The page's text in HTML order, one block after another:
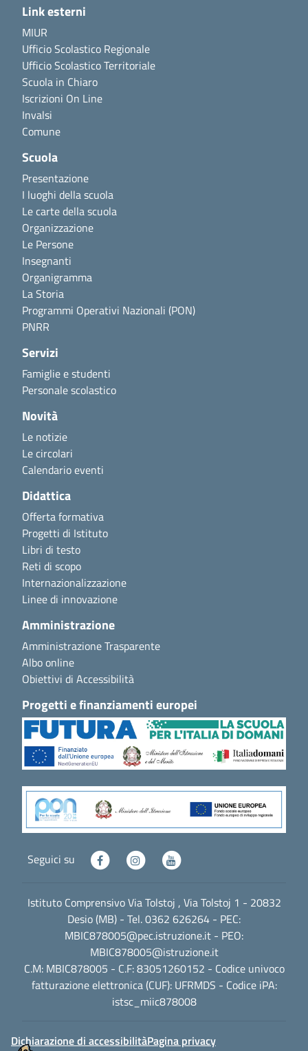
Link esterni
MIUR
Ufficio Scolastico Regionale
Ufficio Scolastico Territoriale
Scuola in Chiaro
Iscrizioni On Line
Invalsi
Comune
Scuola
Presentazione
I luoghi della scuola
Le carte della scuola
Organizzazione
Le Persone
Insegnanti
Organigramma
La Storia
Programmi Operativi Nazionali (PON)
PNRR
Servizi
Famiglie e studenti
Personale scolastico
Novità
Le notizie
Le circolari
Calendario eventi
Didattica
Offerta formativa
Progetti di Istituto
Libri di testo
Reti di scopo
Internazionalizzazione
Linee di innovazione
Amministrazione
Amministrazione Trasparente
Albo online
Obiettivi di Accessibilità
Progetti e finanziamenti europei
Seguici su
Istituto Comprensivo Via Tolstoj , Via Tolstoj 1 - 20832
Desio (MB) - Tel. 0362 626264 - PEC:
MBIC878005@pec.istruzione.it - PEO:
MBIC878005@istruzione.it
C.M: MBIC878005 - C.F: 83051260152 - Codice univoco
fatturazione elettronica (CUF): UFRMDS - Codice iPA:
istsc_miic878008
Dichiarazione di accessibilitàPagina privacy